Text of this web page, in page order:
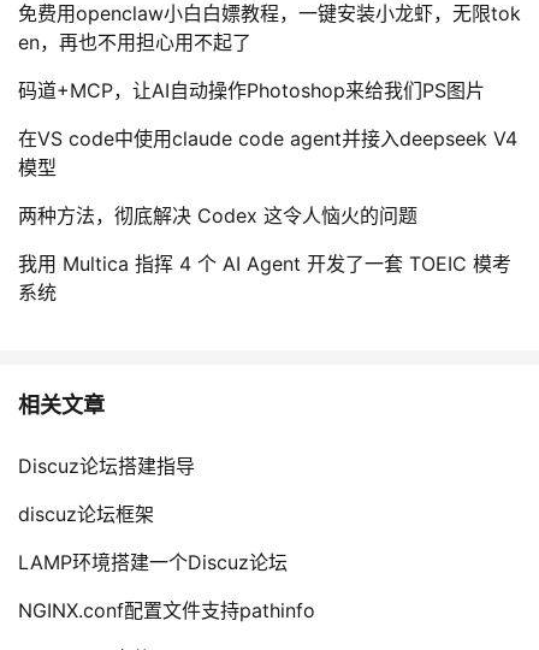
免费用openclaw小白白嫖教程，一键安装小龙虾，无限tok
en，再也不用担心用不起了
码道+MCP，让AI自动操作Photoshop来给我们PS图片
在VS code中使用claude code agent并接入deepseek V4
模型
两种方法，彻底解决 Codex 这令人恼火的问题
我用 Multica 指挥 4 个 AI Agent 开发了一套 TOEIC 模考
系统
相关文章
Discuz论坛搭建指导
discuz论坛框架
LAMP环境搭建一个Discuz论坛
NGINX.conf配置文件支持pathinfo